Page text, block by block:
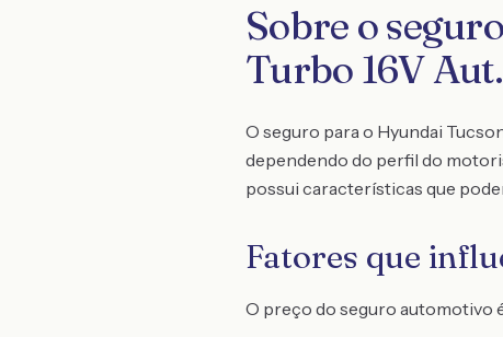
Sobre o
Turbo 16V
O seguro para o Hyundai
dependendo do perfil do
possui características que
Fatores que
O preço do seguro automotivo